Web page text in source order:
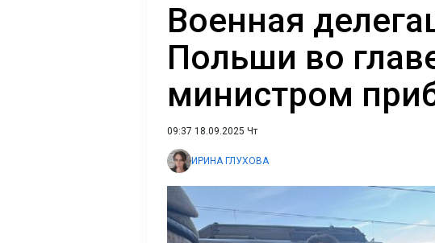
Военная
Польши во
министром
09:37 18.09.2025 Чт
ИРИНА ГЛУХОВА